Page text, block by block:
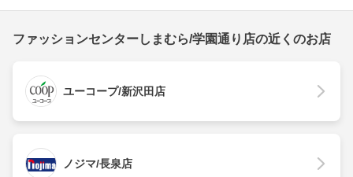
ファッションセンターしまむら/学園通り店の近くのお店
ユーコープ/新沢田店
ノジマ/長泉店